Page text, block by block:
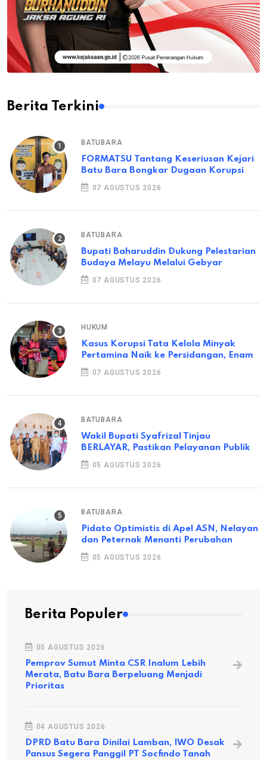
Berita Terkini
BATUBARA
FORMATSU Tantang Keseriusan Kejari
Batu Bara Bongkar Dugaan Korupsi
07 AGUSTUS 2026
BATUBARA
Bupati Baharuddin Dukung Pelestarian
Budaya Melayu Melalui Gebyar
07 AGUSTUS 2026
HUKUM
Kasus Korupsi Tata Kelola Minyak
Pertamina Naik ke Persidangan, Enam
07 AGUSTUS 2026
BATUBARA
Wakil Bupati Syafrizal Tinjau
BERLAYAR, Pastikan Pelayanan Publik
05 AGUSTUS 2026
BATUBARA
Pidato Optimistis di Apel ASN, Nelayan
dan Peternak Menanti Perubahan
05 AGUSTUS 2026
Berita Populer
05 AGUSTUS 2026
Pemprov Sumut Minta CSR Inalum Lebih
Merata, Batu Bara Berpeluang Menjadi
Prioritas
04 AGUSTUS 2026
DPRD Batu Bara Dinilai Lamban, IWO Desak
Pansus Segera Panggil PT Socfindo Tanah